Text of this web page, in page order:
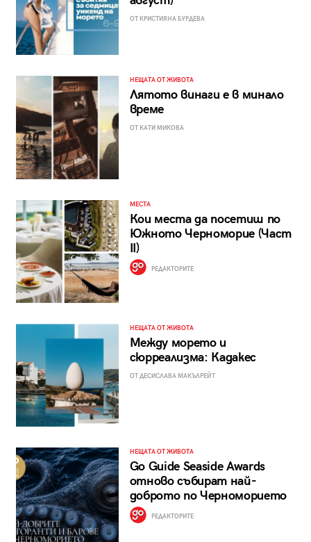
ОТ КРИСТИЯНА БУРДЕВА
НЕЩАТА ОТ ЖИВОТА
Лятото винаги е в минало
време
ОТ КАТИ МИКОВА
МЕСТА
Кои места да посетиш по
Южното Черноморие (Част
II)
РЕДАКТОРИТЕ
НЕЩАТА ОТ ЖИВОТА
Между морето и
сюрреализма: Кадакес
ОТ ДЕСИСЛАВА МАКЪЛРЕЙТ
НЕЩАТА ОТ ЖИВОТА
Go Guide Seaside Awards
отново събират най-
доброто по Черноморието
РЕДАКТОРИТЕ